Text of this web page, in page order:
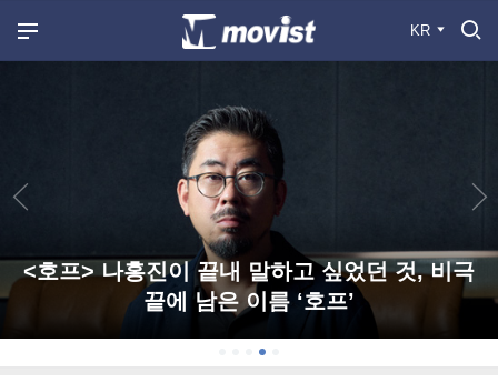
KR
<호프> 나홍진이 끝내 말하고 싶었던 것, 비극
끝에 남은 이름 ‘호프’